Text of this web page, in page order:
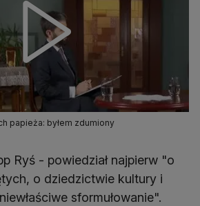
papieża: byłem zdumiony
Ryś - powiedział najpierw "o
o dziedzictwie kultury i
sformułowanie".